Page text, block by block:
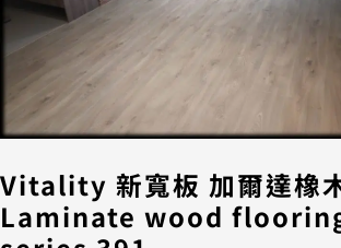
Vitality 新寬板 加爾達橡
Laminate wood